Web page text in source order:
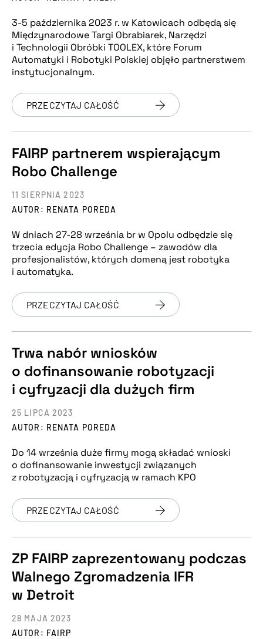
3-5 października 2023 r. w Katowicach odbędą się
Międzynarodowe Targi Obrabiarek, Narzędzi
i Technologii Obróbki TOOLEX, które Forum
Automatyki i Robotyki Polskiej objęło partnerstwem
instytucjonalnym.
PRZECZYTAJ CAŁOŚĆ
FAIRP partnerem wspierającym
Robo Challenge
AUTOR: RENATA POREDA
11 SIERPNIA 2023
W dniach 27-28 września br w Opolu odbędzie się
trzecia edycja Robo Challenge – zawodów dla
profesjonalistów, których domeną jest robotyka
i automatyka.
PRZECZYTAJ CAŁOŚĆ
Trwa nabór wniosków
o dofinansowanie robotyzacji
i cyfryzacji dla dużych firm
AUTOR: RENATA POREDA
25 LIPCA 2023
Do 14 września duże firmy mogą składać wnioski
o dofinansowanie inwestycji związanych
z robotyzacją i cyfryzacją w ramach KPO
PRZECZYTAJ CAŁOŚĆ
ZP FAIRP zaprezentowany podczas
Walnego Zgromadzenia IFR
w Detroit
AUTOR: FAIRP
28 MAJA 2023